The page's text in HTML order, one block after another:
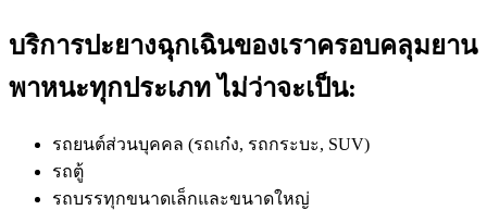
บริการปะยางฉุกเฉินของเราครอบคลุมยาน
พาหนะทุกประเภท ไม่ว่าจะเป็น:
รถยนต์ส่วนบุคคล (รถเก๋ง, รถกระบะ, SUV)
รถตู้
รถบรรทุกขนาดเล็กและขนาดใหญ่